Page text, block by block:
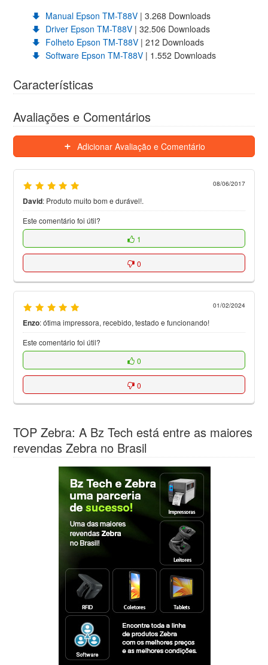
Manual Epson TM-T88V| 3.268 Downloads
Driver Epson TM-T88V| 32.506 Downloads
Folheto Epson TM-T88V| 212 Downloads
Software Epson TM-T88V| 1.552 Downloads
Características
Avaliações e Comentários
Adicionar Avaliação e Comentário
08/06/2017
David: Produto muito bom e durável!.
Este comentário foi útil?
1
0
01/02/2024
Enzo:ótima impressora, recebido, testado e funcionando!
Este comentário foi útil?
0
0
TOP Zebra: A Bz Tech está entre as maiores
revendas Zebra no Brasil